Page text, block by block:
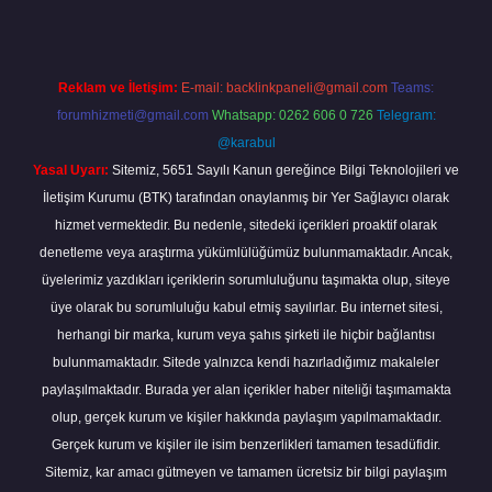
Reklam ve İletişim: E-mail: backlinkpaneli@gmail.com Teams:
forumhizmeti@gmail.com Whatsapp: 0262 606 0 726 Telegram:
@karabul
Yasal Uyarı: Sitemiz, 5651 Sayılı Kanun gereğince Bilgi Teknolojileri ve
İletişim Kurumu (BTK) tarafından onaylanmış bir Yer Sağlayıcı olarak
hizmet vermektedir. Bu nedenle, sitedeki içerikleri proaktif olarak
denetleme veya araştırma yükümlülüğümüz bulunmamaktadır. Ancak,
üyelerimiz yazdıkları içeriklerin sorumluluğunu taşımakta olup, siteye
üye olarak bu sorumluluğu kabul etmiş sayılırlar. Bu internet sitesi,
herhangi bir marka, kurum veya şahıs şirketi ile hiçbir bağlantısı
bulunmamaktadır. Sitede yalnızca kendi hazırladığımız makaleler
paylaşılmaktadır. Burada yer alan içerikler haber niteliği taşımamakta
olup, gerçek kurum ve kişiler hakkında paylaşım yapılmamaktadır.
Gerçek kurum ve kişiler ile isim benzerlikleri tamamen tesadüfidir.
Sitemiz, kar amacı gütmeyen ve tamamen ücretsiz bir bilgi paylaşım